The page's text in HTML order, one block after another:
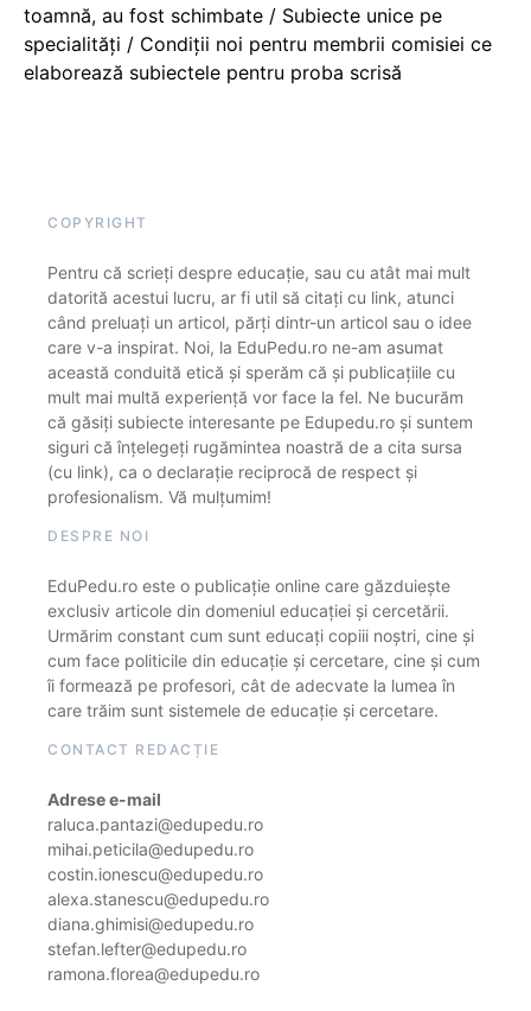
toamnă, au fost schimbate / Subiecte unice pe
specialități / Condiții noi pentru membrii comisiei ce
elaborează subiectele pentru proba scrisă
COPYRIGHT
Pentru că scrieți despre educație, sau cu atât mai mult
datorită acestui lucru, ar fi util să citați cu link, atunci
când preluați un articol, părți dintr-un articol sau o idee
care v-a inspirat. Noi, la EduPedu.ro ne-am asumat
această conduită etică și sperăm că și publicațiile cu
mult mai multă experiență vor face la fel. Ne bucurăm
că găsiți subiecte interesante pe Edupedu.ro și suntem
siguri că înțelegeți rugămintea noastră de a cita sursa
(cu link), ca o declarație reciprocă de respect și
profesionalism. Vă mulțumim!
DESPRE NOI
EduPedu.ro este o publicație online care găzduiește
exclusiv articole din domeniul educației și cercetării.
Urmărim constant cum sunt educați copiii noștri, cine și
cum face politicile din educație și cercetare, cine și cum
îi formează pe profesori, cât de adecvate la lumea în
care trăim sunt sistemele de educație și cercetare.
CONTACT REDACȚIE
Adrese e-mail
raluca.pantazi@edupedu.ro
mihai.peticila@edupedu.ro
costin.ionescu@edupedu.ro
alexa.stanescu@edupedu.ro
diana.ghimisi@edupedu.ro
stefan.lefter@edupedu.ro
ramona.florea@edupedu.ro